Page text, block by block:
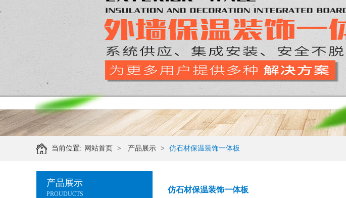
当前位置: 网站首页 > 产品展示 > 仿石材保温装饰一体板
产品展示
PROUDUCTS 仿石材保温装饰一体板